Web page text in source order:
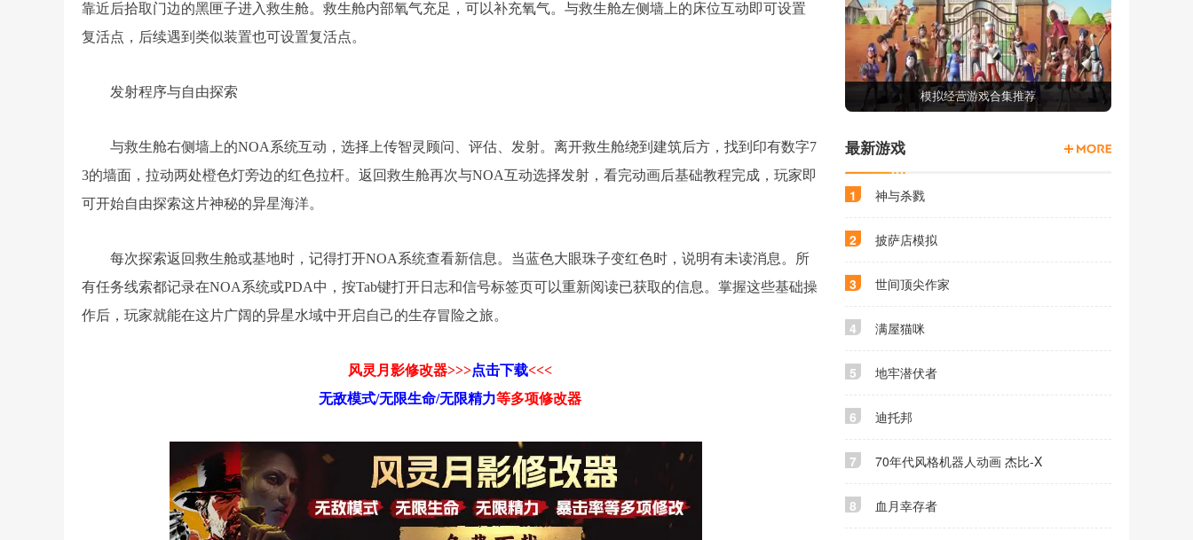
靠近后拾取门边的黑匣子进入救生舱。救生舱内部氧气充足，可以补充氧气。与救生舱左侧墙上的床位互动即可设置
复活点，后续遇到类似装置也可设置复活点。
发射程序与自由探索
与救生舱右侧墙上的NOA系统互动，选择上传智灵顾问、评估、发射。离开救生舱绕到建筑后方，找到印有数字7
3的墙面，拉动两处橙色灯旁边的红色拉杆。返回救生舱再次与NOA互动选择发射，看完动画后基础教程完成，玩家即
可开始自由探索这片神秘的异星海洋。
每次探索返回救生舱或基地时，记得打开NOA系统查看新信息。当蓝色大眼珠子变红色时，说明有未读消息。所
有任务线索都记录在NOA系统或PDA中，按Tab键打开日志和信号标签页可以重新阅读已获取的信息。掌握这些基础操
作后，玩家就能在这片广阔的异星水域中开启自己的生存冒险之旅。
风灵月影修改器>>>点击下载<<<
无敌模式/无限生命/无限精力等多项修改器
模拟经营游戏合集推荐
最新游戏
1 神与杀戮
2 披萨店模拟
3 世间顶尖作家
4 满屋猫咪
5 地牢潜伏者
6 迪托邦
7 70年代风格机器人动画 杰比-X
8 血月幸存者